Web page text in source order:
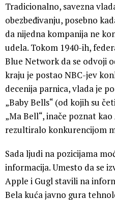
Tradicionalno, savezna
obezbeđivanju, posebno
da nijedna kompanija ne
udela. Tokom 1940-ih,
Blue Network da se odvoji
kraju je postao NBC-jev
decenija parnica, vlada je
„Baby Bells“ (od kojih su
„Ma Bell“, inače poznat
rezultiralo konkurencijom
Sada ljudi na pozicijama
informacija. Umesto da se
Apple i Gugl stavili na
Bela kuća javno gura